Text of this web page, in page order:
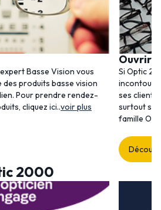
Basse Vision vous
produits basse vision
Pour prendre rendez-
cliquez ici..voir plus
Ouvrir
Si Optic
ses
surtout
famille
2000